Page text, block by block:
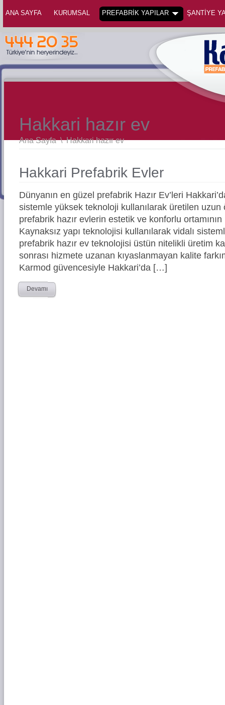
ANA SAYFA KURUMSAL PREFABRİK YAPILAR ŞANTİYE
Hakkari hazır ev
Ana Sayfa \Hakkari hazır ev
Hakkari Prefabrik Evler
Dünyanın en güzel prefabrik Hazır Ev’leri
sistemle yüksek teknoloji kullanılarak üretilen
prefabrik hazır evlerin estetik ve konforlu ortamının
Kaynaksız yapı teknolojisi kullanılarak vidalı
prefabrik hazır ev teknolojisi üstün nitelikli üretim
sonrası hizmete uzanan kıyaslanmayan kalite
Karmod güvencesiyle Hakkari’da […]
Devamı